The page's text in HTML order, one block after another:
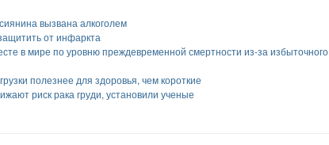
вызвана алкоголем
от инфаркта
в мире по уровню преждевременной смертности из-за избыточного
полезнее для здоровья, чем короткие
риск рака груди, установили ученые